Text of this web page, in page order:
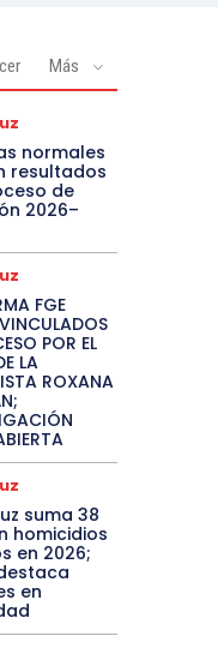
Más
normales
resultados
de
2026–
FGE
POR EL
LA
ROXANA
suma 38
homicidios
en 2026;
en